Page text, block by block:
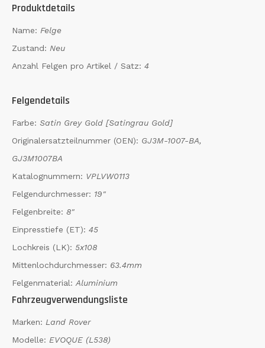
Produktdetails
Name: Felge
Zustand: Neu
Anzahl Felgen pro Artikel / Satz: 4
Felgendetails
Farbe: Satin Grey Gold [Satingrau Gold]
Originalersatzteilnummer (OEN): GJ3M-1007-BA,
GJ3M1007BA
Katalognummern: VPLVW0113
Felgendurchmesser: 19"
Felgenbreite: 8"
Einpresstiefe (ET): 45
Lochkreis (LK): 5x108
Mittenlochdurchmesser: 63.4mm
Felgenmaterial: Aluminium
Fahrzeugverwendungsliste
Marken: Land Rover
Modelle: EVOQUE (L538)